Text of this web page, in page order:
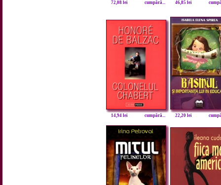
72,08 lei cumpără... 46,85 lei
14,94 lei cumpără... 22,20 lei